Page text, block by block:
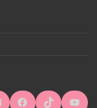
Facebook TikTok YouTube